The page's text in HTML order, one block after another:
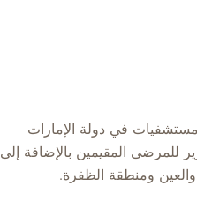
في دولة الإمارات
المتحدة مع أكثر من 900 سرير للمرضى المقيمين بالإضافة إلى